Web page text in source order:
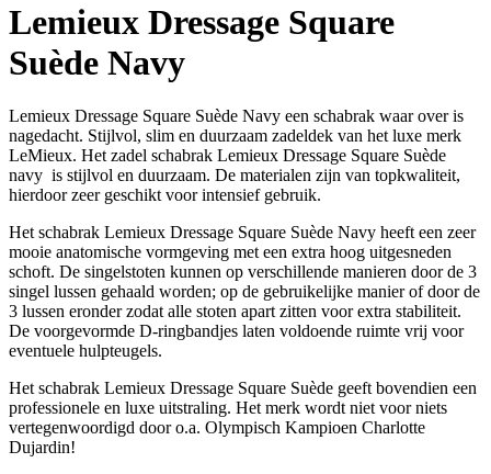
Lemieux Dressage Square
Suède Navy
Lemieux Dressage Square Suède Navy een schabrak waar over is
nagedacht. Stijlvol, slim en duurzaam zadeldek van het luxe merk
LeMieux. Het zadel schabrak Lemieux Dressage Square Suède
navy is stijlvol en duurzaam. De materialen zijn van topkwaliteit,
hierdoor zeer geschikt voor intensief gebruik.
Het schabrak Lemieux Dressage Square Suède Navy heeft een zeer
mooie anatomische vormgeving met een extra hoog uitgesneden
schoft. De singelstoten kunnen op verschillende manieren door de 3
singel lussen gehaald worden; op de gebruikelijke manier of door de
3 lussen eronder zodat alle stoten apart zitten voor extra stabiliteit.
De voorgevormde D-ringbandjes laten voldoende ruimte vrij voor
eventuele hulpteugels.
Het schabrak Lemieux Dressage Square Suède geeft bovendien een
professionele en luxe uitstraling. Het merk wordt niet voor niets
vertegenwoordigd door o.a. Olympisch Kampioen Charlotte
Dujardin!